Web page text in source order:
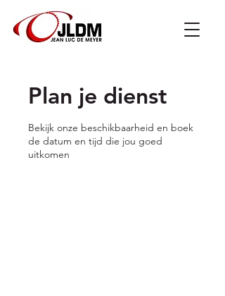
Plan je dienst
Bekijk onze beschikbaarheid en boek
de datum en tijd die jou goed
uitkomen